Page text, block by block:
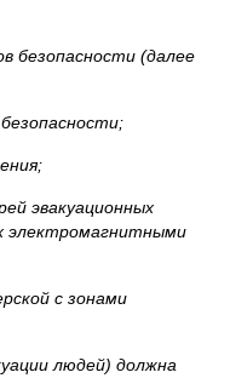
безопасности (далее
эвакуационных
электромагнитными
с зонами
людей) должна